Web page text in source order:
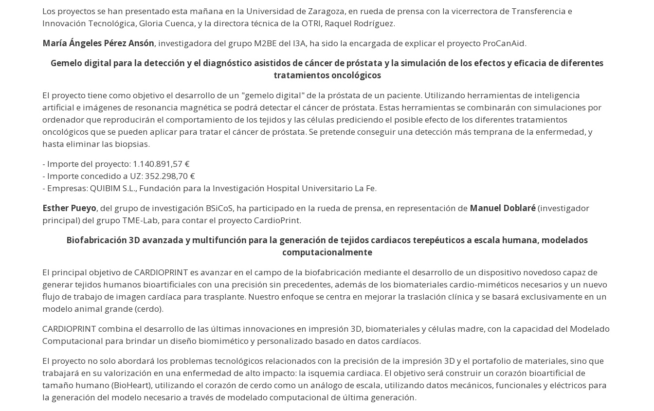
Los proyectos se han presentado esta mañana en la Universidad de Zaragoza, en rueda de prensa con la vicerrectora de Transferencia e
Innovación Tecnológica, Gloria Cuenca, y la directora técnica de la OTRI, Raquel Rodríguez.
María Ángeles Pérez Ansón, investigadora del grupo M2BE del I3A, ha sido la encargada de explicar el proyecto ProCanAid.
Gemelo digital para la detección y el diagnóstico asistidos de cáncer de próstata y la simulación de los efectos y eficacia de diferentes
tratamientos oncológicos
El proyecto tiene como objetivo el desarrollo de un "gemelo digital" de la próstata de un paciente. Utilizando herramientas de inteligencia
artificial e imágenes de resonancia magnética se podrá detectar el cáncer de próstata. Estas herramientas se combinarán con simulaciones por
ordenador que reproducirán el comportamiento de los tejidos y las células prediciendo el posible efecto de los diferentes tratamientos
oncológicos que se pueden aplicar para tratar el cáncer de próstata. Se pretende conseguir una detección más temprana de la enfermedad, y
hasta eliminar las biopsias.
- Importe del proyecto: 1.140.891,57 €
- Importe concedido a UZ: 352.298,70 €
- Empresas: QUIBIM S.L., Fundación para la Investigación Hospital Universitario La Fe.
Esther Pueyo, del grupo de investigación BSiCoS, ha participado en la rueda de prensa, en representación de Manuel Doblaré(investigador
principal) del grupo TME-Lab, para contar el proyecto CardioPrint.
Biofabricación 3D avanzada y multifunción para la generación de tejidos cardiacos terepéuticos a escala humana, modelados
computacionalmente
El principal objetivo de CARDIOPRINT es avanzar en el campo de la biofabricación mediante el desarrollo de un dispositivo novedoso capaz de
generar tejidos humanos bioartificiales con una precisión sin precedentes, además de los biomateriales cardio-miméticos necesarios y un nuevo
flujo de trabajo de imagen cardíaca para trasplante. Nuestro enfoque se centra en mejorar la traslación clínica y se basará exclusivamente en un
modelo animal grande (cerdo).
CARDIOPRINT combina el desarrollo de las últimas innovaciones en impresión 3D, biomateriales y células madre, con la capacidad del Modelado
Computacional para brindar un diseño biomimético y personalizado basado en datos cardíacos.
El proyecto no solo abordará los problemas tecnológicos relacionados con la precisión de la impresión 3D y el portafolio de materiales, sino que
trabajará en su valorización en una enfermedad de alto impacto: la isquemia cardiaca. El objetivo será construir un corazón bioartificial de
tamaño humano (BioHeart), utilizando el corazón de cerdo como un análogo de escala, utilizando datos mecánicos, funcionales y eléctricos para
la generación del modelo necesario a través de modelado computacional de última generación.